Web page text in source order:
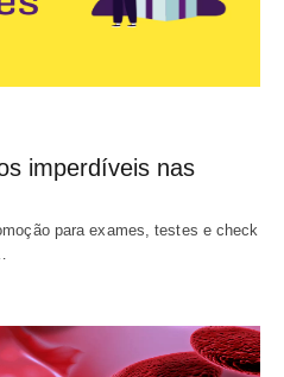
imperdíveis nas
para exames, testes e check